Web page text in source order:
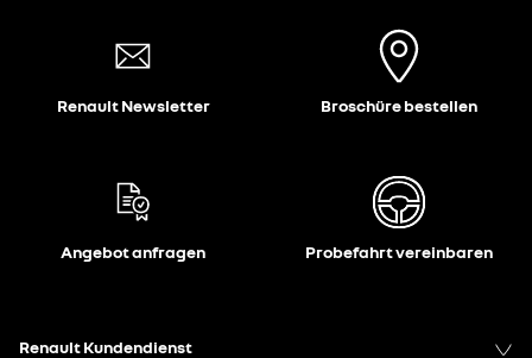
Renault Newsletter Broschüre bestellen
Angebot anfragen Probefahrt vereinbaren
Renault Kundendienst